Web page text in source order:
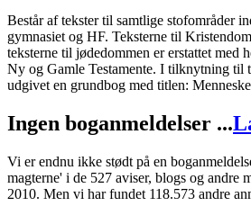
Består af tekster til samtlige stofområder
gymnasiet og HF. Teksterne til
teksterne til jødedommen er erstattet med
Ny og Gamle Testamente. I tilknytning til
udgivet en grundbog med titlen:
Ingen boganmeldelser ...
Vi er endnu ikke stødt på en
magterne' i de 527 aviser, blogs og andre
2010. Men vi har fundet 118.573 andre